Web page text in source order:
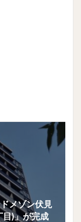
メゾン伏見
目)」が完成